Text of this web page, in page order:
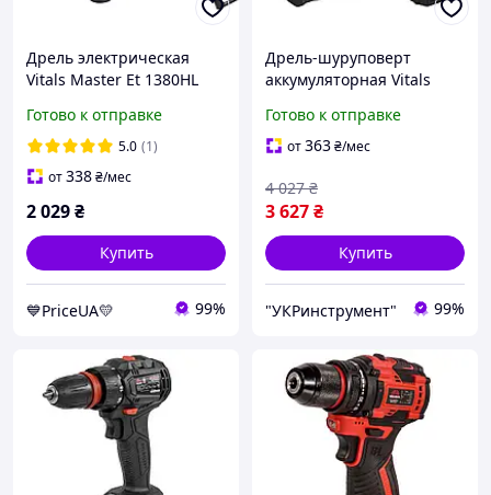
Дрель электрическая
Vitals Master Et 1380HL
Готово к отправке
5.0 (1)
от338₴/мес
2 029₴
Купить
💙PriceUA💛 99%
Дрель-шуруповерт
аккумуляторная Vitals
SmartLine+
Готово к отправке
от363₴/мес
3 627₴
4 027 ₴
Купить
"УКРинструмент" 99%